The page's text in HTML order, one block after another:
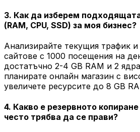
3. Как да изберем
(RAM, CPU, SSD) за моя бизнес?
Анализирайте текущия трафик
сайтове с 1000 посещения на
достатъчно 2-4 GB RAM и 2
планирате онлайн магазин с
увеличете ресурсите до 8 GB
4. Какво е резервното
често трябва да се прави?